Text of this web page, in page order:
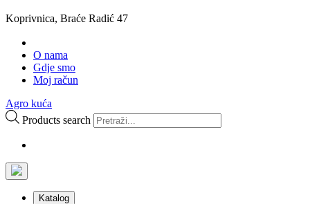
Koprivnica, Braće Radić 47
O nama
Gdje smo
Moj račun
Agro kuća
Products search
Katalog